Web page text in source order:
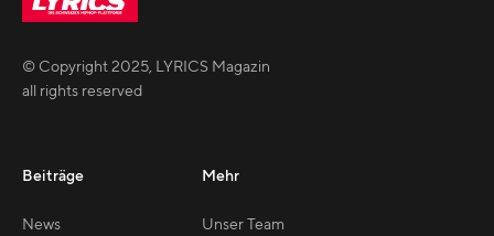
© Copyright2025, LYRICS Magazin
all rights reserved
Beiträge
News
Mehr
Unser Team